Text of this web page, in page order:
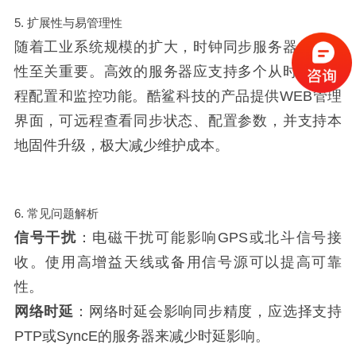
5. 扩展性与易管理性
随着工业系统规模的扩大，时钟同步服务器的扩展
性至关重要。高效的服务器应支持多个从时钟、远
程配置和监控功能。酷鲨科技的产品提供WEB管理
界面，可远程查看同步状态、配置参数，并支持本
地固件升级，极大减少维护成本。
6. 常见问题解析
信号干扰 ：电磁干扰可能影响GPS或北斗信号接
收。使用高增益天线或备用信号源可以提高可靠
性。
网络时延 ：网络时延会影响同步精度，应选择支持
PTP或SyncE的服务器来减少时延影响。